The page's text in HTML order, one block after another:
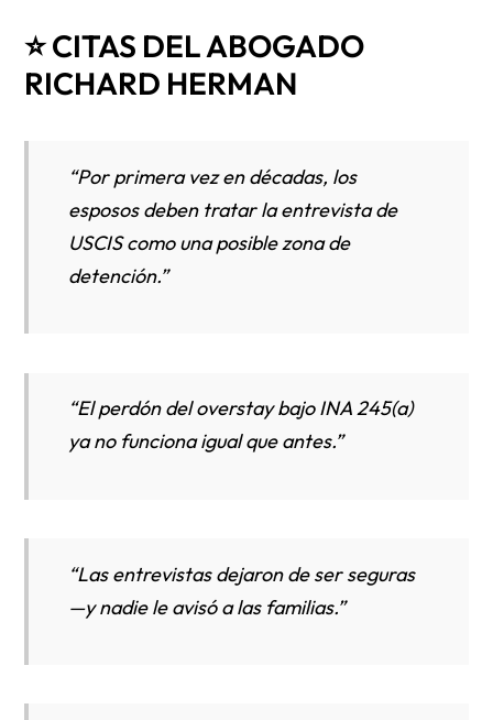
⭐ CITAS DEL ABOGADO
RICHARD HERMAN
“Por primera vez en décadas, los
esposos deben tratar la entrevista de
USCIS como una posible zona de
detención.”
“El perdón del overstay bajo INA 245(a)
ya no funciona igual que antes.”
“Las entrevistas dejaron de ser seguras
—y nadie le avisó a las familias.”